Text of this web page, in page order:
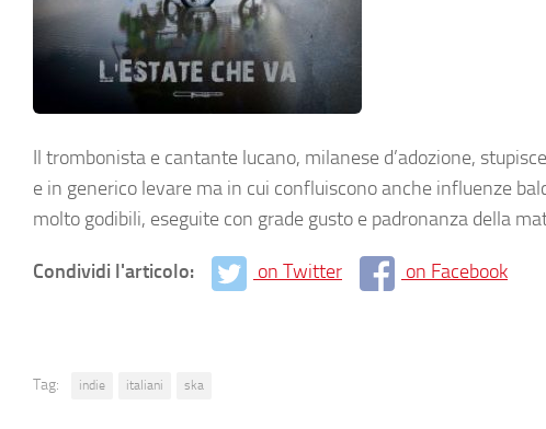
Il trombonista e cantante lucano, milanese d’adozione,
e in generico levare ma in cui confluiscono anche influenze
molto godibili, eseguite con grade gusto e padronanza della
Condividi l'articolo: on Twitter on Facebook
Tag: indie italiani ska